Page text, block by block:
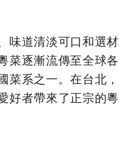
味道清淡可口和選材
菜逐漸流傳至全球各
菜系之一。在台北，
好者帶來了正宗的粵